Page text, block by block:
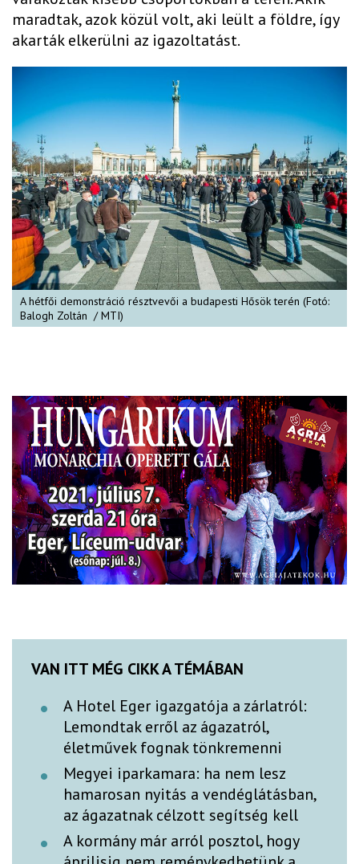
maradtak, azok közül volt, aki leült a földre, így
akarták elkerülni az igazoltatást.
A hétfői demonstráció résztvevői a budapesti Hősök terén (Fotó:
Balogh Zoltán / MTI)
VAN ITT MÉG CIKK A TÉMÁBAN
A Hotel Eger igazgatója a zárlatról:
Lemondtak erről az ágazatról,
életművek fognak tönkremenni
Megyei iparkamara: ha nem lesz
hamarosan nyitás a vendéglátásban,
az ágazatnak célzott segítség kell
A kormány már arról posztol, hogy